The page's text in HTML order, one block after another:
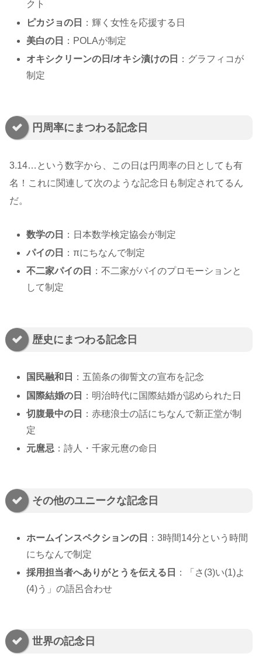
クト
ピカジョの日
：輝く女性を応援する日
美白の日
：POLAが制定
オキシクリーンの日/オキシ漬けの日
：グラフィコが
制定
円周率にまつわる記念日
3.14…という数字から、この日は円周率の日としても有
名！これに関連して次のような記念日も制定されてるん
だ。
数学の日
：日本数学検定協会が制定
パイの日
：πにちなんで制定
不二家パイの日
：不二家がパイのプロモーションと
して制定
歴史にまつわる記念日
国民融和日
：五箇条の御誓文の宣布を記念
国際結婚の日
：明治時代に国際結婚が認められた日
切腹最中の日
：赤穂浪士の話にちなんで新正堂が制
定
元麿忌 ：詩人・千家元麿の命日
その他のユニークな記念日
ホームインスペクションの日
：3時間14分という時間
にちなんで制定
採用担当者へありがとうを伝える日
：「さ(3)い(1)よ
(4)う」の語呂合わせ
世界の記念日